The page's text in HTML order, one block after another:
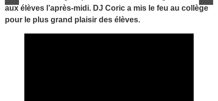
aux élèves l’après-midi. DJ Coric a mis le feu au collège
pour le plus grand plaisir des élèves.